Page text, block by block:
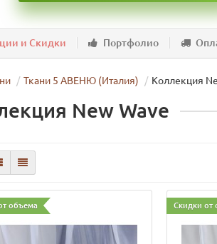
и Скидки Портфолио
Ткани 5 АВЕНЮ (Италия) Коллекция
New Wave
объема Скидки от